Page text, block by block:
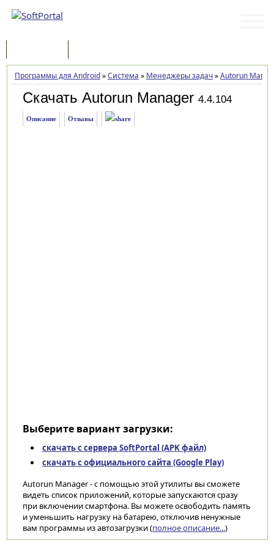
Программы для Android»Система » Менеджеры задач»Autorun
Скачать Autorun Manager 4.4.104
Описание Отзывы
Выберите вариант загрузки:
скачать с сервера SoftPortal (APK файл)
скачать с официального сайта (Google Play)
Autorun Manager - с помощью этой утилиты вы сможете
видеть список приложений, которые запускаются сразу
при включении смартфона. Вы можете освободить память
и уменьшить нагрузку на батарею, отключив ненужные
вам программы из автозагрузки (полное описание...)